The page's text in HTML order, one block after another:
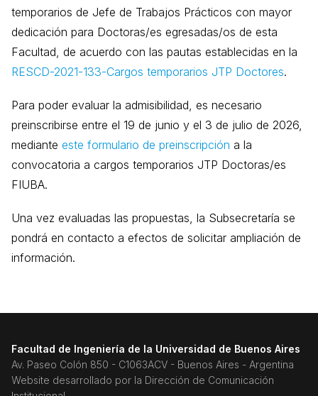
temporarios de Jefe de Trabajos Prácticos con mayor
dedicación para Doctoras/es egresadas/os de esta
Facultad, de acuerdo con las pautas establecidas en la
RESCD-2021-133-Cargos temporarios JTP Doctores.
Para poder evaluar la admisibilidad, es necesario
preinscribirse entre el 19 de junio y el 3 de julio de 2026,
mediante este formulario de preinscripción a la
convocatoria a cargos temporarios JTP Doctoras/es
FIUBA.
Una vez evaluadas las propuestas, la Subsecretaría se
pondrá en contacto a efectos de solicitar ampliación de
información.
Facultad de Ingeniería de la Universidad de Buenos Aires
Av. Paseo Colón 850 - C1063ACV - Buenos Aires - Argentina
Website desarrollado por la Dirección de Comunicación